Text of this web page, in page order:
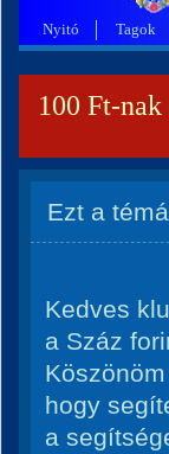
Nyitó Tagok
100 Ft-
Ezt a
Kedves
a Száz
hogy
a